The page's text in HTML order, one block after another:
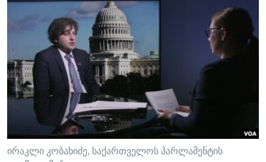
ირაკლი კობახიძე, საქართველოს პარლამენტის